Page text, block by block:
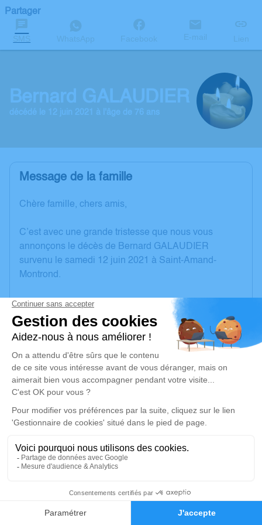
Faire-part Hommages
Partager
SMS WhatsApp Facebook E-mail Lien
Bernard GALAUDIER
décédé le 12 juin 2021 à l'âge de 76 ans
Message de la famille
Chère famille, chers amis,
C’est avec une grande tristesse que nous vous
annonçons le décès de Bernard GALAUDIER
survenu le samedi 12 juin 2021 à Saint-Amand-
Montrond.
Nous vous invitons à utiliser cet espace pour laisser
vos condoléances, partager des photos souvenirs,
une anecdote ou exprimer vos pensées à travers des
poèmes ou des textes. Cet endroit est un lieu
d'expression dédié à honorer la mémoire de Bernard
GALAUDIER.
Un service de plantation d’arbre hommage est
disponible ici.
mercredi 16 juin 2021 à 15h00
(nouveau)